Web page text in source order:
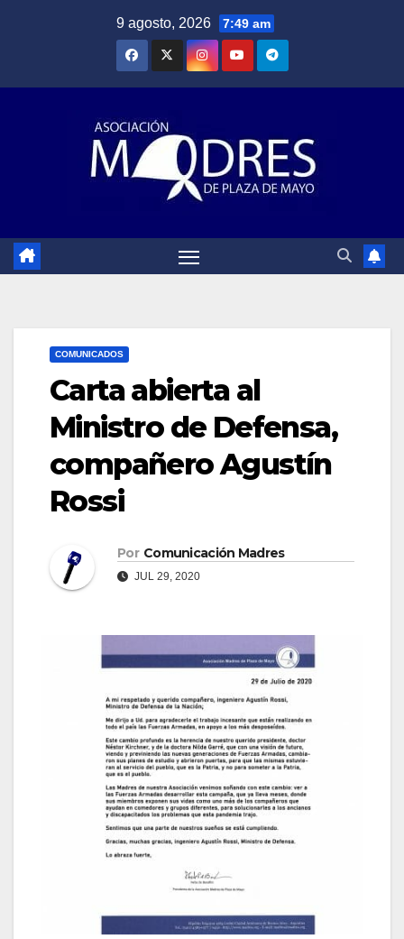
9 agosto, 2026 7:49 am
COMUNICADOS
Carta abierta al
Ministro de Defensa,
compañero Agustín
Rossi
Por Comunicación Madres
JUL 29, 2020